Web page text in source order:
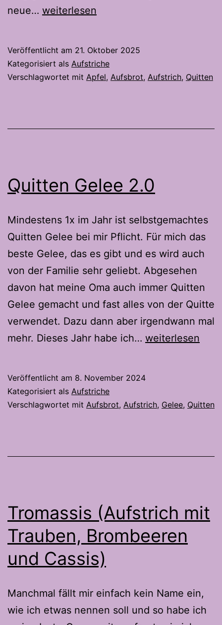
neue… Apfel
Alle
guten
3
weiterlesen
Veröffentlicht am 21. Oktober 2025
Kategorisiert als Aufstriche
Verschlagwortet mit Apfel, Aufsbrot, Aufstrich, Quitten
Quitten Gelee 2.0
Mindestens 1x im Jahr ist selbstgemachtes
Quitten Gelee bei mir Pflicht. Für mich das
beste Gelee, das es gibt und es wird auch
von der Familie sehr geliebt. Abgesehen
davon hat meine Oma auch immer Quitten
Gelee gemacht und fast alles von der Quitte
verwendet. Dazu dann aber irgendwann mal
mehr. Dieses Jahr habe ich… Quitten
weiterlesen
Veröffentlicht am 8. November 2024
Kategorisiert als Aufstriche
Verschlagwortet mit Aufsbrot, Aufstrich, Gelee, Quitten
Tromassis (Aufstrich mit
Trauben, Brombeeren
und Cassis)
Manchmal fällt mir einfach kein Name ein,
wie ich etwas nennen soll und so habe ich